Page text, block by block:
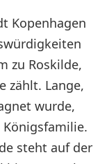
Kopenhagen
zu Roskilde,
zählt. Lange,
wurde,
steht auf der